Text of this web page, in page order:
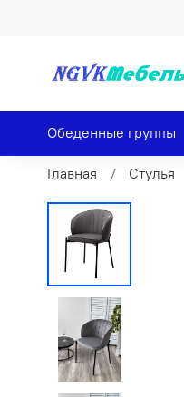
Обеденные группы
Главная Стулья